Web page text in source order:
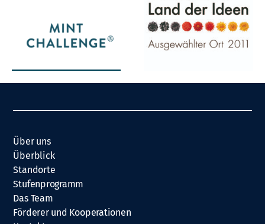
Über uns
Überblick
Standorte
Stufenprogramm
Das Team
Förderer und Kooperationen